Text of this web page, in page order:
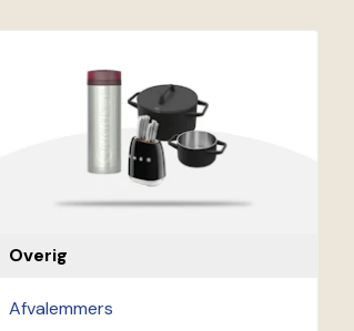
Overig
Afvalemmers